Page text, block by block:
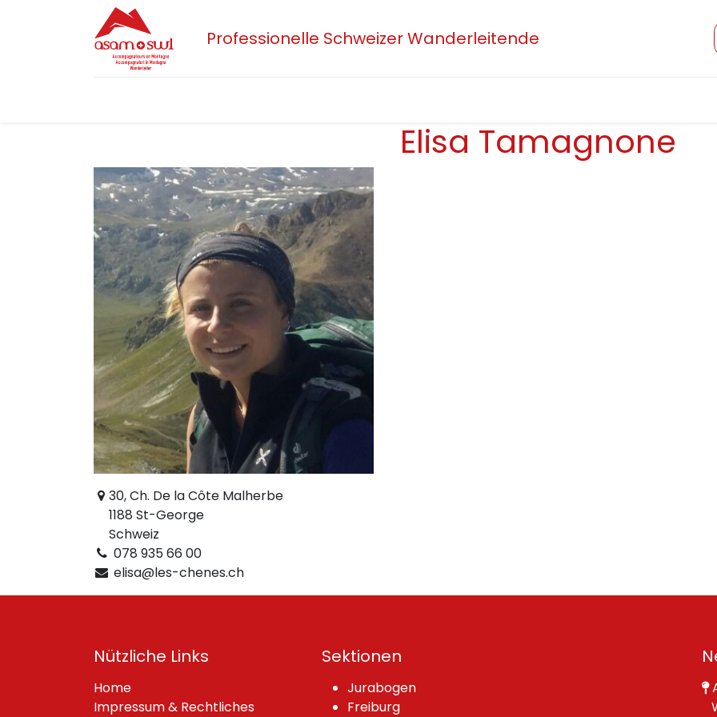
Professionelle Schweizer Wanderleitende
Elisa Tamagnone
30, Ch. De la Côte Malherbe
1188 St-George
Schweiz
078 935 66 00
elisa@les-chenes.ch
Nützliche Links
Home
Impressum & Rechtliches
Sektionen
Jurabogen
Freiburg